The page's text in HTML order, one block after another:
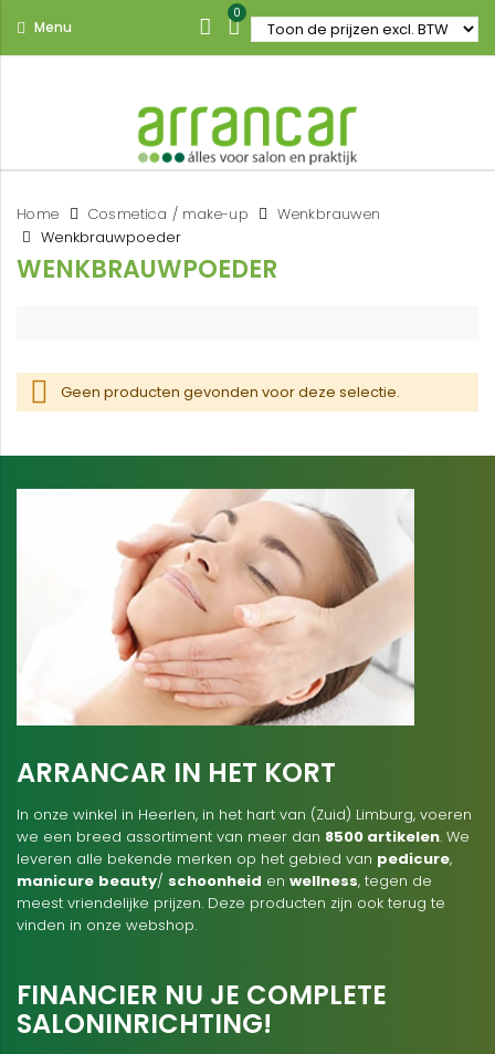
Menu
0
Home Cosmetica / make-up
Wenkbrauwen
Wenkbrauwpoeder
WENKBRAUWPOEDER
Geen producten gevonden voor deze selectie.
ARRANCAR IN HET KORT
In onze winkel in Heerlen, in het hart van (Zuid) Limburg, voeren
we een breed assortiment van meer dan 8500 artikelen. We
leveren alle bekende merken op het gebied van pedicure,
manicure beauty/ schoonheid en wellness, tegen de
meest vriendelijke prijzen. Deze producten zijn ook terug te
vinden in onze webshop.
FINANCIER NU JE COMPLETE
SALONINRICHTING!